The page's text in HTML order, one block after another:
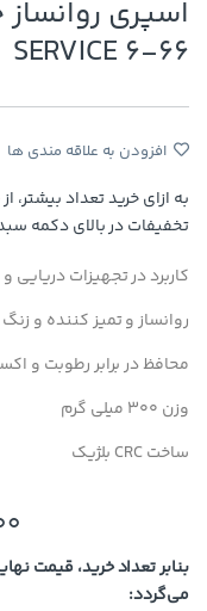
SERVICE 6-66
افزودن به علاقه مندی ها
به ازای خرید تعداد بیشتر، از
تخفیفات در بالای دکمه
کاربرد در تجهیزات دریایی
روانساز و تمیز کننده و زنگ
محافظ در برابر رطوبت و
وزن 300 میلی گرم
ساخت CRC بلژیک
بنابر تعداد خرید، قیمت
می‌گردد: